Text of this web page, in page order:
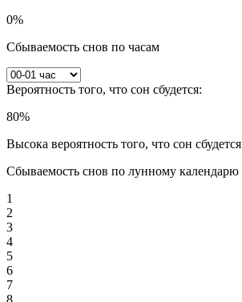
0%
Сбываемость снов по часам
Вероятность того, что сон сбудется:
80%
Высока вероятность того, что сон сбудется
Сбываемость снов по лунному календарю
1
2
3
4
5
6
7
8